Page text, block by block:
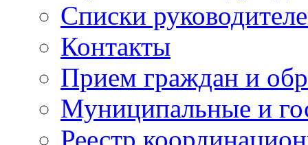
Списки
Контакты
Прием граждан и
Муниципальные и